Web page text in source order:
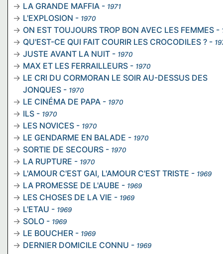
LA GRANDE MAFFIA - 1971
L'EXPLOSION - 1970
ON EST TOUJOURS TROP BON AVEC LES FEMMES -
QU'EST-CE QUI FAIT COURIR LES CROCODILES ? -
JUSTE AVANT LA NUIT - 1970
MAX ET LES FERRAILLEURS - 1970
LE CRI DU CORMORAN LE SOIR AU-DESSUS DES
JONQUES - 1970
LE CINÉMA DE PAPA - 1970
ILS - 1970
LES NOVICES - 1970
LE GENDARME EN BALADE - 1970
SORTIE DE SECOURS - 1970
LA RUPTURE - 1970
L'AMOUR C'EST GAI, L'AMOUR C'EST TRISTE - 1969
LA PROMESSE DE L'AUBE - 1969
LES CHOSES DE LA VIE - 1969
L'ETAU - 1969
SOLO - 1969
LE BOUCHER - 1969
DERNIER DOMICILE CONNU - 1969